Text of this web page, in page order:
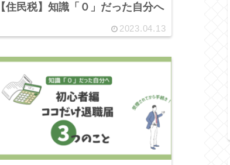
【住民税】知識「０」だった自分へ
2023.04.13